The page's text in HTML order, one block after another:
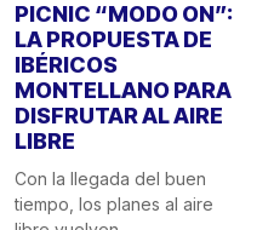
PICNIC “MODO ON”:
LA PROPUESTA DE
IBÉRICOS
MONTELLANO PARA
DISFRUTAR AL AIRE
LIBRE
Con la llegada del buen
tiempo, los planes al aire